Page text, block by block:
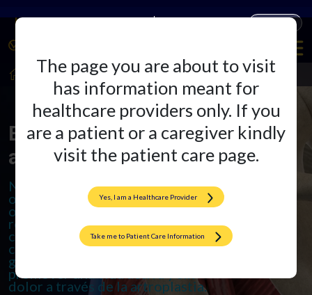
The page you are about to visit
has information meant for
healthcare providers only. If you
are a patient or a caregiver kindly
visit the patient care page.
Yes, I am a Healthcare Provider
Take me to Patient Care Information
HealthCare Professionals Artroplastia
El ámbito de la
artroplastia
Nos especializamos en implantes
ortopédicos de vanguardia y
ofrecemos excelencia en
reemplazos totales de rodilla y
cadera. También ofrecemos
cirugías de revisión para
garantizar resultados duraderos y
promover una vida activa y sin
dolor a través de la artroplastia.